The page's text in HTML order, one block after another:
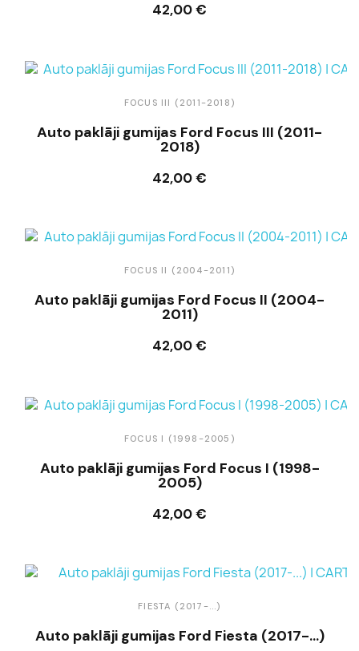
42,00 €
Ielikt grozā
FOCUS III (2011-2018)
Auto paklāji gumijas Ford Focus III (2011-
2018)
42,00 €
Ielikt grozā
FOCUS II (2004-2011)
Auto paklāji gumijas Ford Focus II (2004-
2011)
42,00 €
Ielikt grozā
FOCUS I (1998-2005)
Auto paklāji gumijas Ford Focus I (1998-
2005)
42,00 €
Ielikt grozā
FIESTA (2017-...)
Auto paklāji gumijas Ford Fiesta (2017-...)